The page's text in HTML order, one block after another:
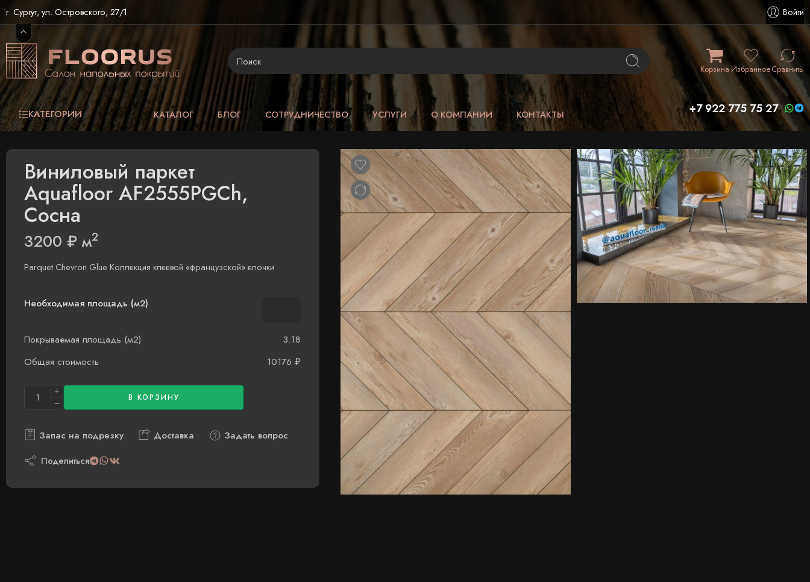
г. Сургут, ул. Островского, 27/1 Войти
КорзинаИзбранноеСравнить
КАТЕГОРИИ КАТАЛОГ БЛОГ СОТРУДНИЧЕСТВО УСЛУГИ О КОМПАНИИ КОНТАКТЫ +7 922 775 75 27
Виниловый паркет
Aquafloor AF2555PGCh,
Сосна
3200 ₽ м2
Parquet Chevron Glue Коллекция клеевой «французской» елочки
Необходимая площадь (м2)
Покрываемая площадь (м2)
3.18
Общая стоимость
10176 ₽
В КОРЗИНУ
Запас на подрезку Доставка Задать вопрос
Поделиться